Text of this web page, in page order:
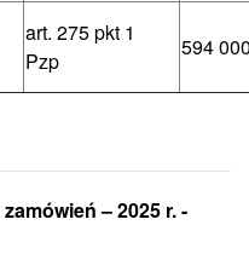
art. 275 pkt 1
Pzp
594
– 2025 r. -